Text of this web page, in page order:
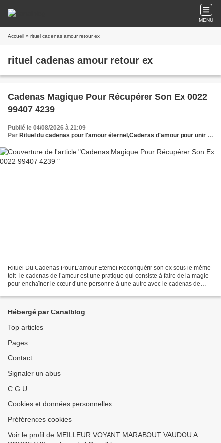
MENU
Accueil » rituel cadenas amour retour ex
rituel cadenas amour retour ex
Cadenas Magique Pour Récupérer Son Ex 0022
99407 4239
Publié le 04/08/2026 à 21:09
Par Rituel du cadenas pour l'amour éternel,Cadenas d'amour pour unir un couple,Cadenas d'amour témoignage retour ex,Talisman cadenas amour retour ex,Rituel cadenas amour retour ex,Cadenas d'amour ,
Rituel Du Cadenas Pour L'amour Eternel Reconquérir son ex sous le même
toit -le cadenas de l’amour est une pratique qui consiste à faire de la magie
pour enchaîner le cœur d’une personne à une autre avec le cadenas de
Hébergé par Canalblog
Top articles
Pages
Contact
Signaler un abus
C.G.U.
Cookies et données personnelles
Préférences cookies
Voir le profil de MEILLEUR VOYANT MARABOUT VAUDOU A